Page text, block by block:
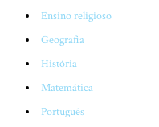
Ensino religioso
Geografia
História
Matemática
Português